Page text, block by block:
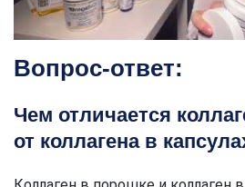
Вопрос-ответ:
Чем отличается
от коллагена в